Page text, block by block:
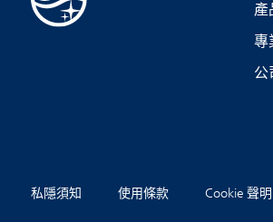
產
專
私隱須知 使用條款 Cookie 聲明